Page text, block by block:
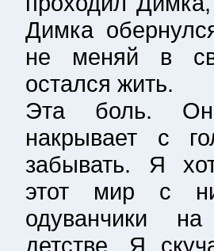
Димка
не меняй в
остался жить.
Эта боль.
накрывает с
забывать. Я
этот мир с
одуванчики
детстве. Я